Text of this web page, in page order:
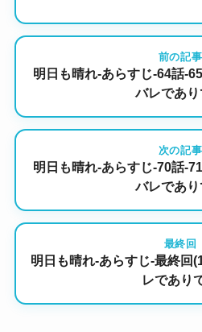
前の記事
明日も晴れ-あらすじ-64話-
バレであり
次の記事
明日も晴れ-あらすじ-70話-
バレであり
最終回
明日も晴れ-あらすじ-最終回
レであり